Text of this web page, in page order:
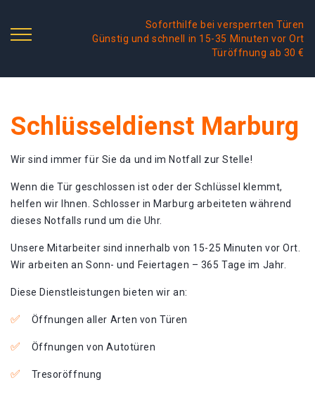
Soforthilfe bei versperrten Türen
Günstig und schnell in 15-35 Minuten vor Ort
Türöffnung ab 30 €
Schlüsseldienst Marburg
Wir sind immer für Sie da und im Notfall zur Stelle!
Wenn die Tür geschlossen ist oder der Schlüssel klemmt,
helfen wir Ihnen. Schlosser in Marburg arbeiteten während
dieses Notfalls rund um die Uhr.
Unsere Mitarbeiter sind innerhalb von 15-25 Minuten vor Ort.
Wir arbeiten an Sonn- und Feiertagen – 365 Tage im Jahr.
Diese Dienstleistungen bieten wir an:
Öffnungen aller Arten von Türen
Öffnungen von Autotüren
Tresoröffnung